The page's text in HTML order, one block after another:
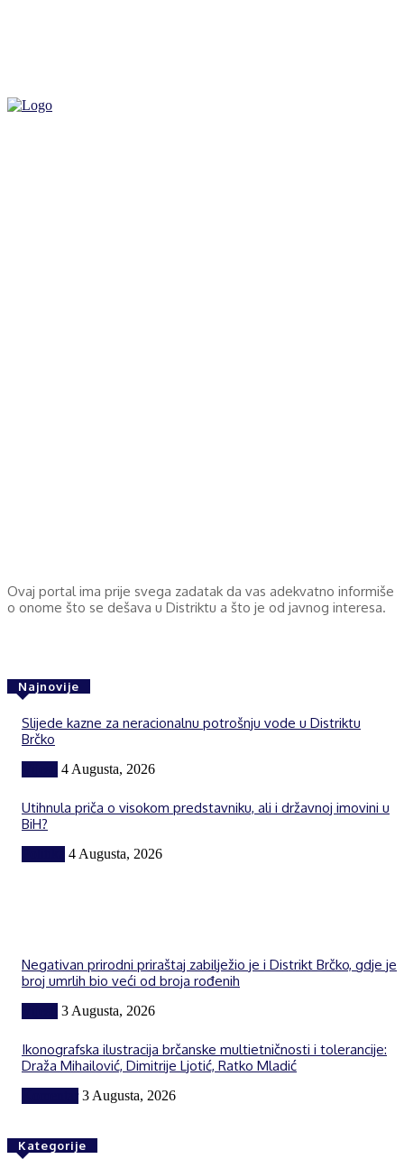
Ovaj portal ima prije svega zadatak da vas adekvatno informiše
o onome što se dešava u Distriktu a što je od javnog interesa.
Najnovije
Slijede kazne za neracionalnu potrošnju vode u Distriktu
Brčko
4 Augusta, 2026
Utihnula priča o visokom predstavniku, ali i državnoj imovini u
BiH?
4 Augusta, 2026
Negativan prirodni priraštaj zabilježio je i Distrikt Brčko, gdje je
broj umrlih bio veći od broja rođenih
3 Augusta, 2026
Ikonografska ilustracija brčanske multietničnosti i tolerancije:
Draža Mihailović, Dimitrije Ljotić, Ratko Mladić
3 Augusta, 2026
Kategorije